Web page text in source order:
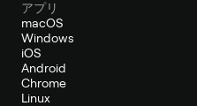
アプリ
macOS
Windows
iOS
Android
Chrome
Linux